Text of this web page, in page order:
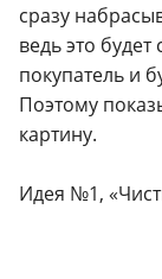
сразу
ведь это
покупатель и
Поэтому
картину.
Идея №1,